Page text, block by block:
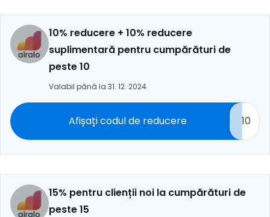
10% reducere + 10% reducere
suplimentară pentru cumpărături de
peste 10
Valabil până la 31. 12. 2024
Afișați codul de reducere 10
15% pentru clienții noi la cumpărături de
peste 15